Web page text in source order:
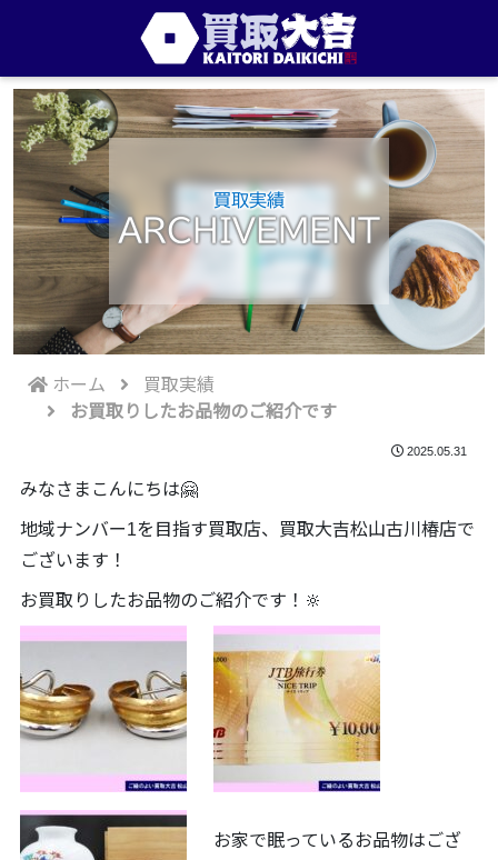
買取実績
ARCHIVEMENT
ホーム
買取実績
お買取りしたお品物のご紹介です
2025.05.31
みなさまこんにちは🤗
地域ナンバー1を目指す買取店、買取大吉松山古川椿店で
ございます！
お買取りしたお品物のご紹介です！🔆
お家で眠っているお品物はござ